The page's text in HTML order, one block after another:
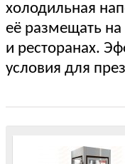
холодильная
её размещать на
и ресторанах.
условия для